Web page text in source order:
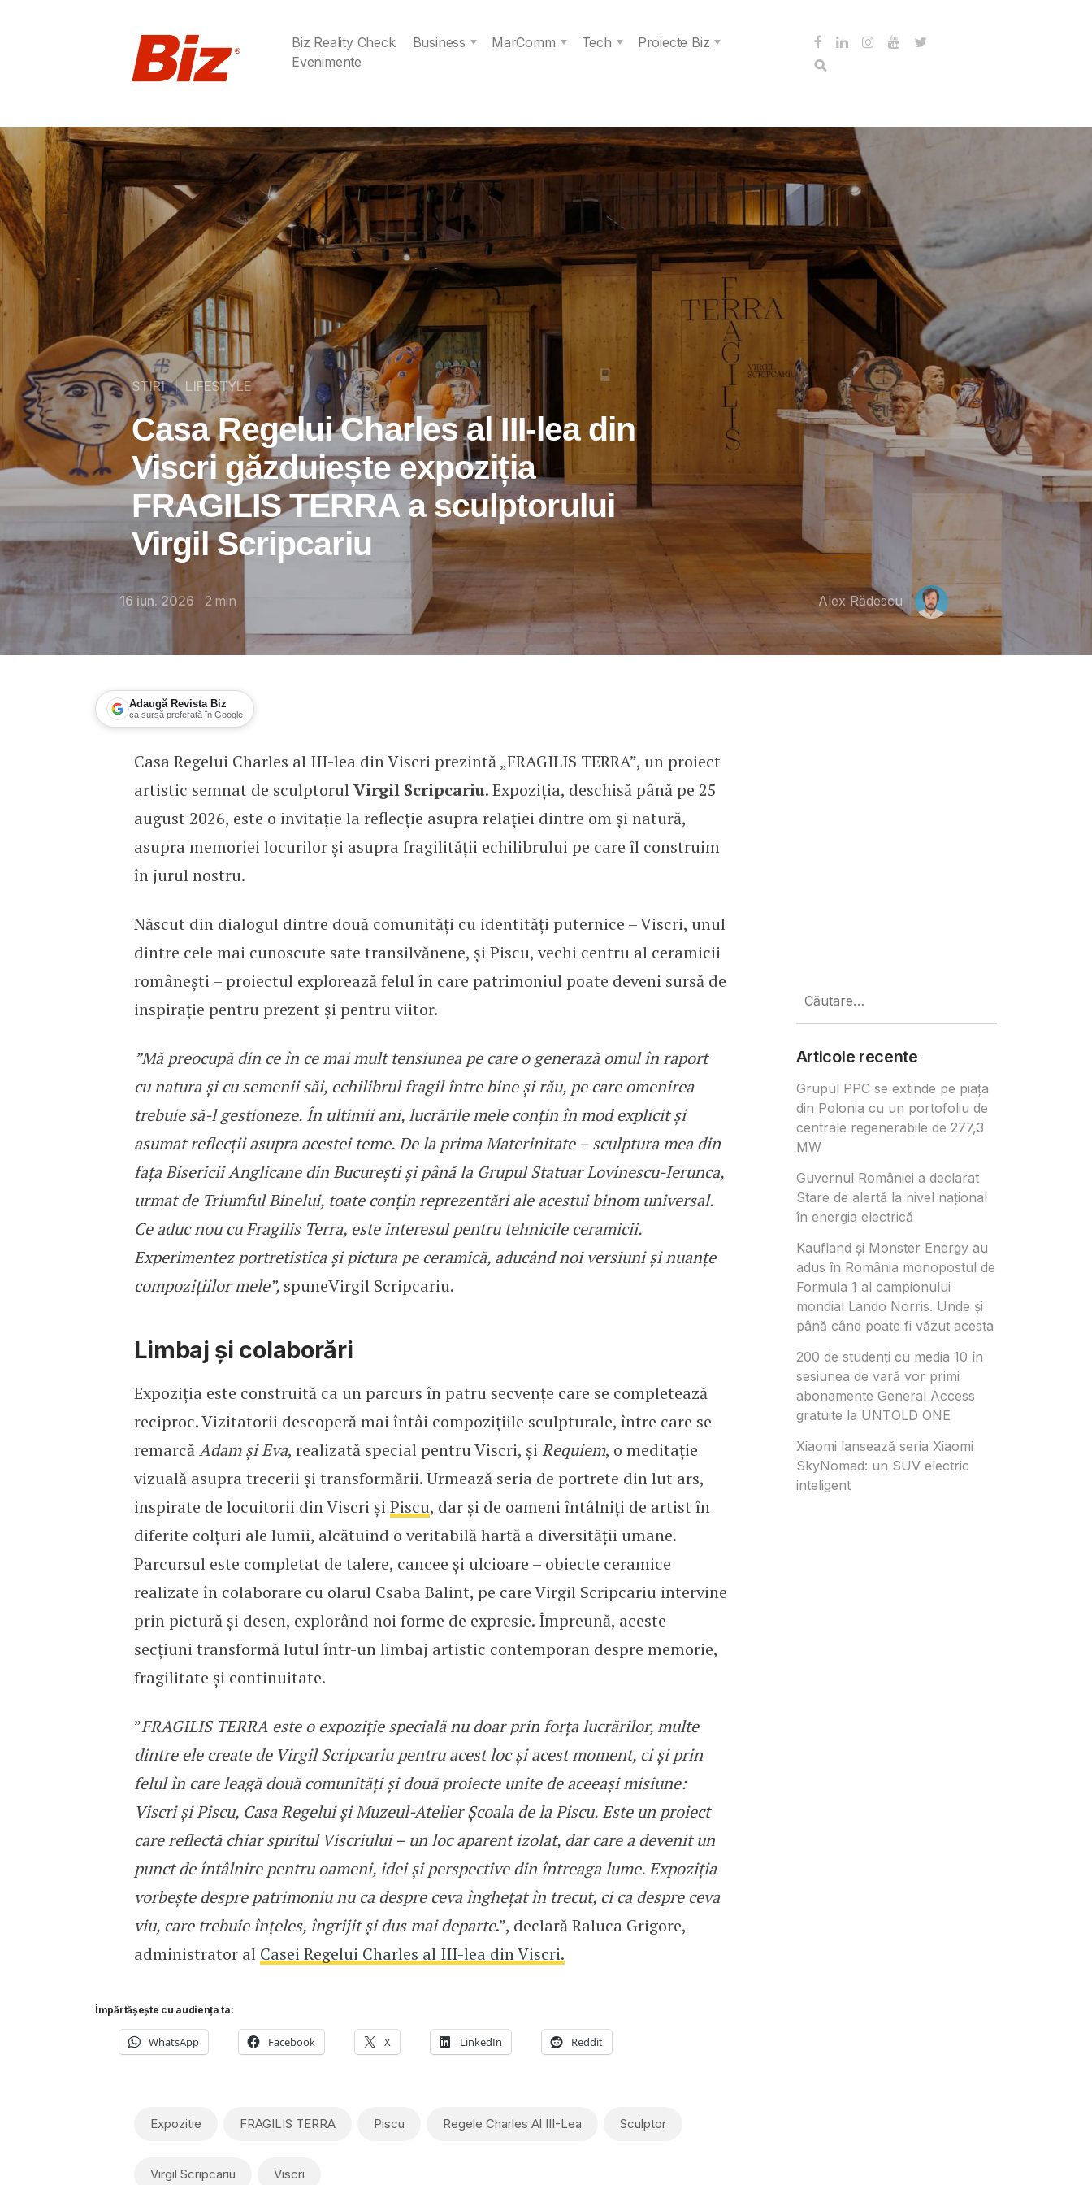
Biz Reality Check Business MarComm Tech
Proiecte Biz
Evenimente
STIRI LIFESTYLE
Casa Regelui Charles al III-lea din
Viscri găzduiește expoziția
FRAGILIS TERRA a sculptorului
Virgil Scripcariu
16 iun. 2026 2 min Alex Rădescu
Adaugă Revista Biz
ca sursă preferată în Google
Casa Regelui Charles al III-lea din Viscri găzduiește expoziția FRAGILIS TERRA a
Casa Regelui Charles al III-lea din Viscri prezintă „FRAGILIS TERRA”, un proiect
artistic semnat de sculptorulVirgil Scripcariu. Expoziția, deschisă până pe 25
august 2026, este o invitație la reflecție asupra relației dintre om și natură,
asupra memoriei locurilor și asupra fragilității echilibrului pe care îl construim
în jurul nostru.
Născut din dialogul dintre două comunități cu identități puternice – Viscri, unul
dintre cele mai cunoscute sate transilvănene, și Piscu, vechi centru al ceramicii
românești – proiectul explorează felul în care patrimoniul poate deveni sursă de
inspirație pentru prezent și pentru viitor.
”Mă preocupă din ce în ce mai mult tensiunea pe care o generază omul în raport
cu natura și cu semenii săi, echilibrul fragil între bine și rău, pe care omenirea
trebuie să-l gestioneze. În ultimii ani, lucrările mele conțin în mod explicit și
asumat reflecții asupra acestei teme. De la prima Materinitate – sculptura mea din
fața Bisericii Anglicane din București și până la Grupul Statuar Lovinescu-Ierunca,
urmat de Triumful Binelui, toate conțin reprezentări ale acestui binom universal.
Ce aduc nou cu Fragilis Terra, este interesul pentru tehnicile ceramicii.
Experimentez portretistica și pictura pe ceramică, aducând noi versiuni și nuanțe
compozițiilor mele”, spuneVirgil Scripcariu.
Limbaj și colaborări
Expoziția este construită ca un parcurs în patru secvențe care se completează
reciproc. Vizitatorii descoperă mai întâi compozițiile sculpturale, între care se
remarcăAdam și Eva, realizată special pentru Viscri, și Requiem, o meditație
vizuală asupra trecerii și transformării. Urmează seria de portrete din lut ars,
inspirate de locuitorii din Viscri și Piscu, dar și de oameni întâlniți de artist în
diferite colțuri ale lumii, alcătuind o veritabilă hartă a diversității umane.
Parcursul este completat de talere, cancee și ulcioare – obiecte ceramice
realizate în colaborare cu olarul Csaba Balint, pe care Virgil Scripcariu intervine
prin pictură și desen, explorând noi forme de expresie. Împreună, aceste
secțiuni transformă lutul într-un limbaj artistic contemporan despre memorie,
fragilitate și continuitate.
”FRAGILIS TERRA este o expoziție specială nu doar prin forța lucrărilor, multe
dintre ele create de Virgil Scripcariu pentru acest loc și acest moment, ci și prin
felul în care leagă două comunități și două proiecte unite de aceeași misiune:
Viscri și Piscu, Casa Regelui și Muzeul-Atelier Școala de la Piscu. Este un proiect
care reflectă chiar spiritul Viscriului – un loc aparent izolat, dar care a devenit un
punct de întâlnire pentru oameni, idei și perspective din întreaga lume. Expoziția
vorbește despre patrimoniu nu ca despre ceva înghețat în trecut, ci ca despre ceva
viu, care trebuie înțeles, îngrijit și dus mai departe.”, declară Raluca Grigore,
administrator al Casei Regelui Charles al III-lea din Viscri.
Împărtășește cu audiența ta:
WhatsApp Facebook X LinkedIn Reddit
Expozitie FRAGILIS TERRA Piscu Regele Charles Al III-Lea Sculptor
Virgil Scripcariu Viscri
după:
Articole recente
Grupul PPC se extinde pe piața
din Polonia cu un portofoliu de
centrale regenerabile de 277,3
MW
Guvernul României a declarat
Stare de alertă la nivel național
în energia electrică
Kaufland și Monster Energy au
adus în România monopostul de
Formula 1 al campionului
mondial Lando Norris. Unde și
până când poate fi văzut acesta
200 de studenți cu media 10 în
sesiunea de vară vor primi
abonamente General Access
gratuite la UNTOLD ONE
Xiaomi lansează seria Xiaomi
SkyNomad: un SUV electric
inteligent